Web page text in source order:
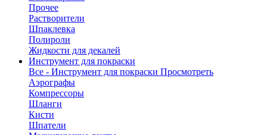
Прочее
Растворители
Шпаклевка
Полироли
Жидкости для декалей
Инструмент для покраски
Все - Инструмент для покраски Просмотреть
Аэрографы
Компрессоры
Шланги
Кисти
Шпатели